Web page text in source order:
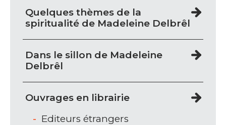
Quelques thèmes de la
spiritualité de Madeleine Delbrêl
Dans le sillon de Madeleine
Delbrêl
Ouvrages en librairie
Editeurs étrangers